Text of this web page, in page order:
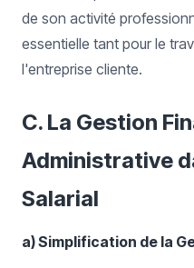
de son activité
essentielle tant pour le
l'entreprise cliente.
C. La Gestion
Administrative
Salarial
a) Simplification de la